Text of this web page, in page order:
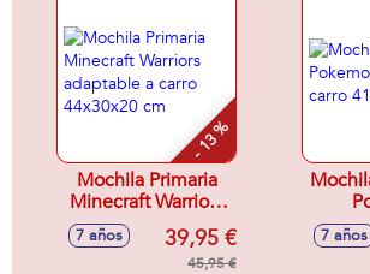
- 13 %
Mochila Primaria
Minecraft Warriors
adaptable a carro
44x30x20 cm
7 años 39,95 €
45,95 €
7 años